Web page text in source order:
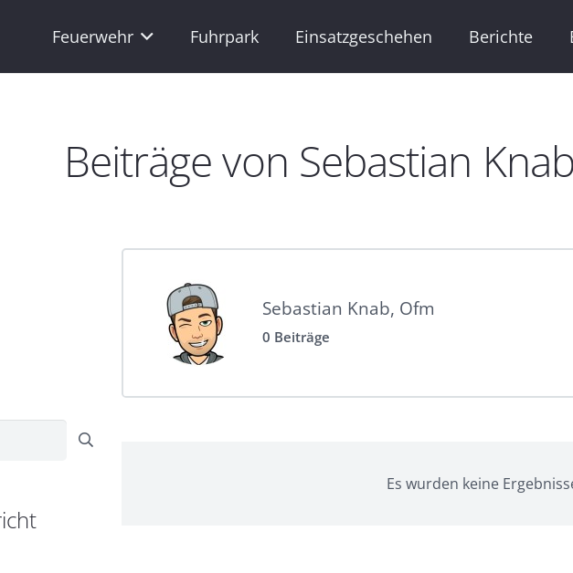
Feuerwehr Fuhrpark Einsatzgeschehen Berichte
Beiträge von Sebastian
Sebastian Knab, Ofm
0 Beiträge
Es wurden keine